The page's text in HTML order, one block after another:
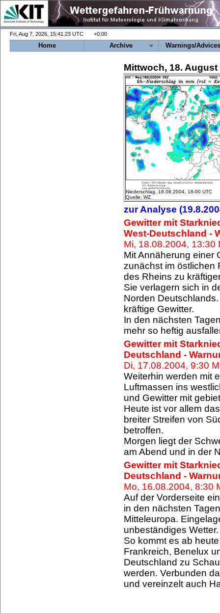
+0:00
Home Archive Warnings/
Mittwoch, 18. August
Niederschlag, 18.08.2004, 18-00 UTC
Quelle: WZ
zur Analyse
Gewitter mit
West-Deutschland -
Mi, 18.08.2004, 13:30
Mit Annäherung einer
zunächst im östlichen
des Rheins zu
Sie verlagern sich in
Norden
kräftige Gewitter.
In den nächsten
mehr so heftig
Gewitter mit
Deutschland -
Di, 17.08.2004, 9:30
Weiterhin werden mit
Luftmassen ins
und Gewitter mit
Heute ist vor allem
breiter Streifen von
betroffen.
Morgen liegt der
am Abend und in der
Gewitter mit
Deutschland -
Mo, 16.08.2004, 8:30
Auf der Vorderseite
in den nächsten
Mitteleuropa.
unbeständiges Wetter.
So kommt es ab
Frankreich, Benelux
Deutschland zu
werden. Verbunden
und vereinzelt auch